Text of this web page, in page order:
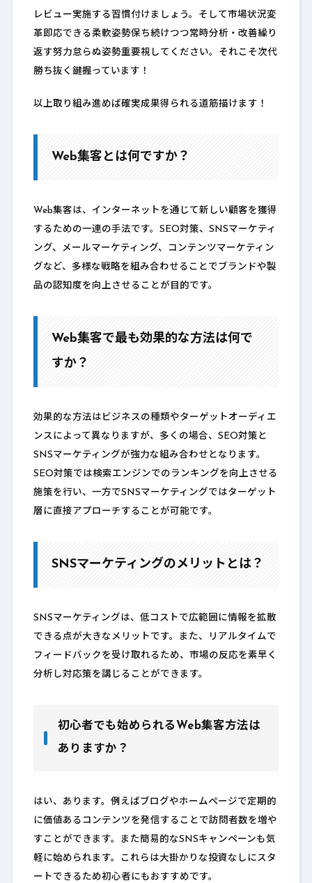
レビュー実施する習慣付けましょう。そして市場状況変
革即応できる柔軟姿勢保ち続けつつ常時分析・改善繰り
返す努力怠らぬ姿勢重要視してください。それこそ次代
勝ち抜く鍵握っています！
以上取り組み進めば確実成果得られる道筋描けます！
Web集客とは何ですか？
Web集客は、インターネットを通じて新しい顧客を獲得
するための一連の手法です。SEO対策、SNSマーケティ
ング、メールマーケティング、コンテンツマーケティン
グなど、多様な戦略を組み合わせることでブランドや製
品の認知度を向上させることが目的です。
Web集客で最も効果的な方法は何で
すか？
効果的な方法はビジネスの種類やターゲットオーディエ
ンスによって異なりますが、多くの場合、SEO対策と
SNSマーケティングが強力な組み合わせとなります。
SEO対策では検索エンジンでのランキングを向上させる
施策を行い、一方でSNSマーケティングではターゲット
層に直接アプローチすることが可能です。
SNSマーケティングのメリットとは？
SNSマーケティングは、低コストで広範囲に情報を拡散
できる点が大きなメリットです。また、リアルタイムで
フィードバックを受け取れるため、市場の反応を素早く
分析し対応策を講じることができます。
初心者でも始められるWeb集客方法は
ありますか？
はい、あります。例えばブログやホームページで定期的
に価値あるコンテンツを発信することで訪問者数を増や
すことができます。また簡易的なSNSキャンペーンも気
軽に始められます。これらは大掛かりな投資なしにスタ
ートできるため初心者にもおすすめです。